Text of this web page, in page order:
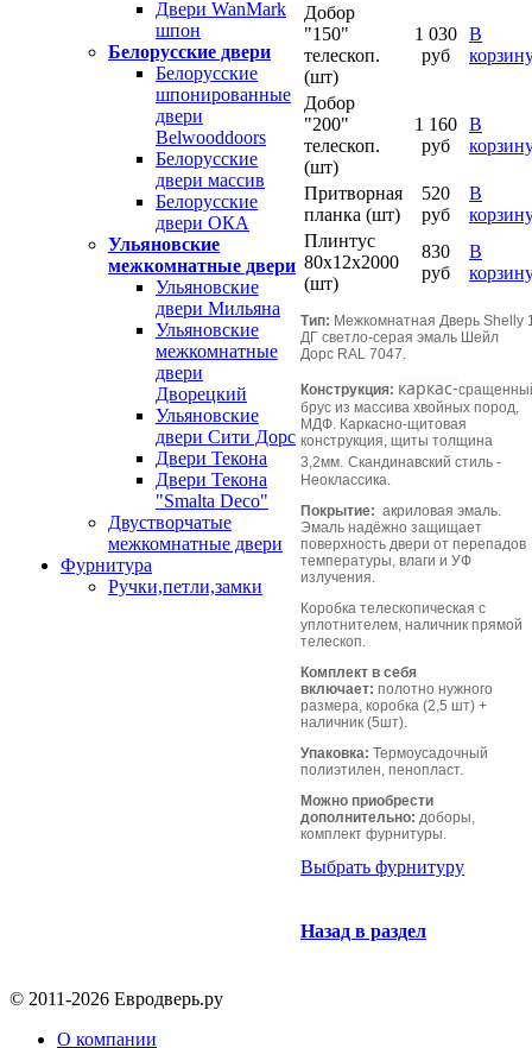
Двери WanMark
шпон
Белорусские двери
Белорусские
шпонированные
двери
Belwooddoors
Белорусские
двери массив
Белорусские
двери ОКА
Ульяновские
межкомнатные двери
Ульяновские
двери Мильяна
Ульяновские
межкомнатные
двери
Дворецкий
Ульяновские
двери Сити Дорс
Двери Текона
Двери Текона
"Smalta Deco"
Двустворчатые
межкомнатные двери
Фурнитура
Ручки,петли,замки
Добор
"150"
телескоп.
(шт)
1 030
руб
В
Добор
"200"
телескоп.
(шт)
1 160
руб
В
Притворная
планка (шт)
520
руб
В
Плинтус
80х12х2000
(шт)
830
руб
В
Тип: Межкомнатная Дверь Shelly
ДГ светло-серая эмаль Шейл
Дорс RAL 7047.
Конструкция: каркас-
брус из массива хвойных пород,
МДФ. Каркасно-щитовая
конструкция, щиты толщина
3,2мм. Скандинавский стиль -
Неоклассика.
Покрытие: акриловая эмаль.
Эмаль надёжно защищает
поверхность двери от перепадов
температуры, влаги и УФ
излучения.
Коробка телескопическая с
уплотнителем, наличник прямой
телескоп.
Комплект в себя
включает: полотно нужного
размера, коробка (2,5 шт) +
наличник (5шт).
Упаковка: Термоусадочный
полиэтилен, пенопласт.
Можно приобрести
дополнительно: доборы,
комплект фурнитуры.
Выбрать фурнитуру
Назад в раздел
© 2011-2026 Евродверь.ру
О компании